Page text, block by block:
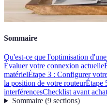
Sommaire
Qu'est-ce que l'optimisation
Évaluer votre connexion actuelle
matérielÉtape 3 : Configurer
la position de votre routeurÉtape
interférencesChecklist avant achat
Sommaire(9 sections)